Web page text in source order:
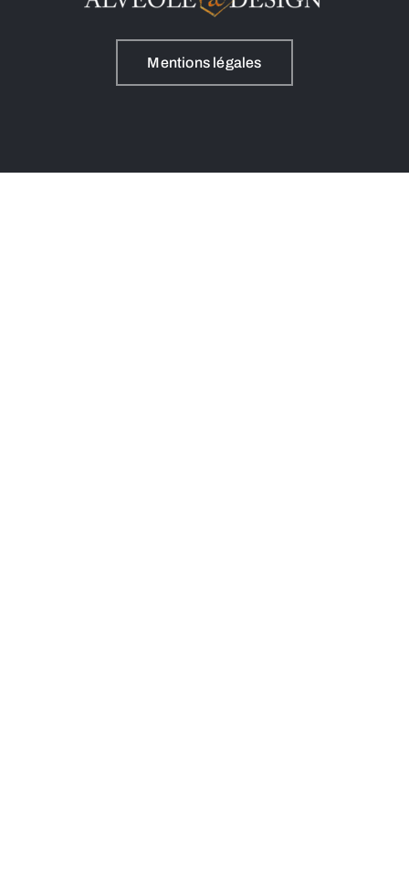
Mentions légales